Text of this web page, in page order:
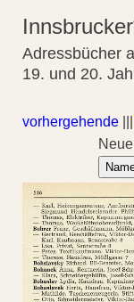
Adressbücher
19. und 20.
vorhergehende